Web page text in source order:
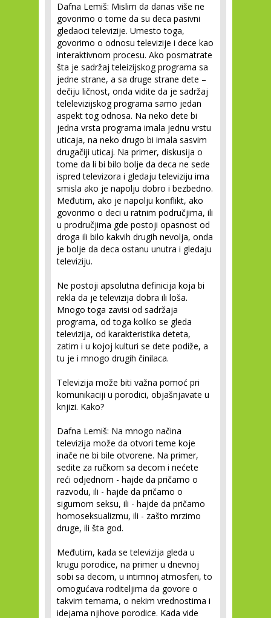
Dafna Lemiš: Mislim da danas više ne
govorimo o tome da su deca pasivni
gledaoci televizije. Umesto toga,
govorimo o odnosu televizije i dece kao
interaktivnom procesu. Ako posmatrate
šta je sadržaj teleizijskog programa sa
jedne strane, a sa druge strane dete –
dečiju ličnost, onda vidite da je sadržaj
telelevizijskog programa samo jedan
aspekt tog odnosa. Na neko dete bi
jedna vrsta programa imala jednu vrstu
uticaja, na neko drugo bi imala sasvim
drugačiji uticaj. Na primer, diskusija o
tome da li bi bilo bolje da deca ne sede
ispred televizora i gledaju televiziju ima
smisla ako je napolju dobro i bezbedno.
Međutim, ako je napolju konflikt, ako
govorimo o deci u ratnim područjima, ili
u prodručjima gde postoji opasnost od
droga ili bilo kakvih drugih nevolja, onda
je bolje da deca ostanu unutra i gledaju
televiziju.
Ne postoji apsolutna definicija koja bi
rekla da je televizija dobra ili loša.
Mnogo toga zavisi od sadržaja
programa, od toga koliko se gleda
televizija, od karakteristika deteta,
zatim i u kojoj kulturi se dete podiže, a
tu je i mnogo drugih činilaca.
Televizija može biti važna pomoć pri
komunikaciji u porodici, objašnjavate u
knjizi. Kako?
Dafna Lemiš: Na mnogo načina
televizija može da otvori teme koje
inače ne bi bile otvorene. Na primer,
sedite za ručkom sa decom i nećete
reći odjednom - hajde da pričamo o
razvodu, ili - hajde da pričamo o
sigurnom seksu, ili - hajde da pričamo
homoseksualizmu, ili - zašto mrzimo
druge, ili šta god.
Međutim, kada se televizija gleda u
krugu porodice, na primer u dnevnoj
sobi sa decom, u intimnoj atmosferi, to
omogućava roditeljima da govore o
takvim temama, o nekim vrednostima i
idejama njihove porodice. Kada vide